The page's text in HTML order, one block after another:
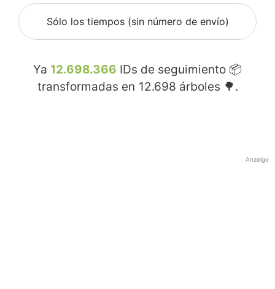
Sólo los tiempos (sin número de envío)
Ya 12.698.366 IDs de seguimiento 📦
transformadas en 12.698 árboles 🌳.
Anzeige